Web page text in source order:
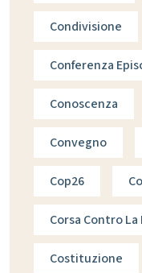
Condivisione
Conferenza
Conoscenza
Convegno
Cop26
Corsa Contro La
Costituzione